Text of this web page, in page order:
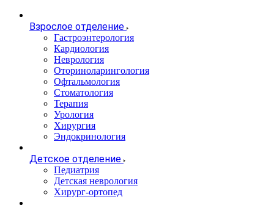
Взрослое отделение
Гастроэнтерология
Кардиология
Неврология
Оториноларингология
Офтальмология
Стоматология
Терапия
Урология
Хирургия
Эндокринология
Детское отделение
Педиатрия
Детская неврология
Хирург-ортопед